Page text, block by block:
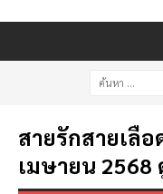
สายรักสายเลือ
เมษายน 2568